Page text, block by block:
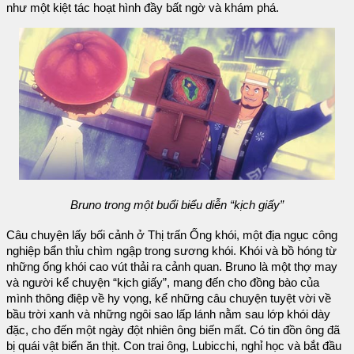
như một kiệt tác hoạt hình đầy bất ngờ và khám phá.
Bruno trong một buổi biểu diễn “kịch giấy”
Câu chuyện lấy bối cảnh ở Thị trấn Ống khói, một địa ngục công
nghiệp bẩn thỉu chìm ngập trong sương khói. Khói và bồ hóng từ
những ống khói cao vút thải ra cảnh quan. Bruno là một thợ may
và người kể chuyện “kịch giấy”, mang đến cho đồng bào của
mình thông điệp về hy vọng, kể những câu chuyện tuyệt vời về
bầu trời xanh và những ngôi sao lấp lánh nằm sau lớp khói dày
đặc, cho đến một ngày đột nhiên ông biến mất. Có tin đồn ông đã
bị quái vật biển ăn thịt. Con trai ông, Lubicchi, nghỉ học và bắt đầu